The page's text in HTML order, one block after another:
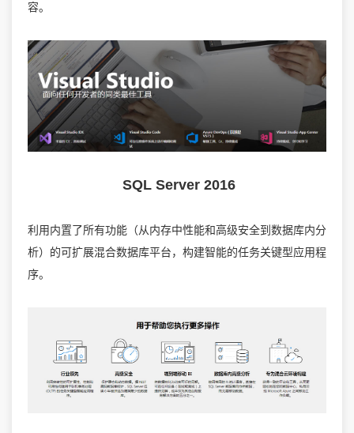
容。
SQL Server 2016
利用内置了所有功能（从内存中性能和高级安全到数据库内分
析）的可扩展混合数据库平台，构建智能的任务关键型应用程
序。